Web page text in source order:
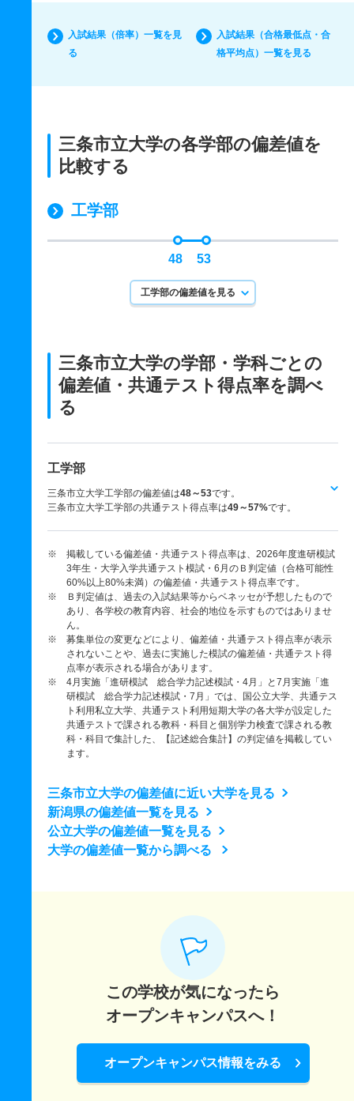
入試結果（倍率）一覧を見
る
入試結果（合格最低点・合
格平均点）一覧を見る
三条市立大学の各学部の偏差値を
比較する
工学部
48 53
工学部の偏差値を見る
三条市立大学の学部・学科ごとの
偏差値・共通テスト得点率を調べ
る
工学部
三条市立大学工学部の偏差値は48～53です。
三条市立大学工学部の共通テスト得点率は49～57%です。
※ 掲載している偏差値・共通テスト得点率は、2026年度進研模試
3年生・大学入学共通テスト模試・6月のＢ判定値（合格可能性
60%以上80%未満）の偏差値・共通テスト得点率です。
※ Ｂ判定値は、過去の入試結果等からベネッセが予想したもので
あり、各学校の教育内容、社会的地位を示すものではありませ
ん。
※ 募集単位の変更などにより、偏差値・共通テスト得点率が表示
されないことや、過去に実施した模試の偏差値・共通テスト得
点率が表示される場合があります。
※ 4月実施「進研模試 総合学力記述模試・4月」と7月実施「進
研模試 総合学力記述模試・7月」では、国公立大学、共通テス
ト利用私立大学、共通テスト利用短期大学の各大学が設定した
共通テストで課される教科・科目と個別学力検査で課される教
科・科目で集計した、【記述総合集計】の判定値を掲載してい
ます。
三条市立大学の偏差値に近い大学を見る
新潟県の偏差値一覧を見る
公立大学の偏差値一覧を見る
大学の偏差値一覧から調べる
この学校が気になったら
オープンキャンパスへ！
オープンキャンパス情報をみる